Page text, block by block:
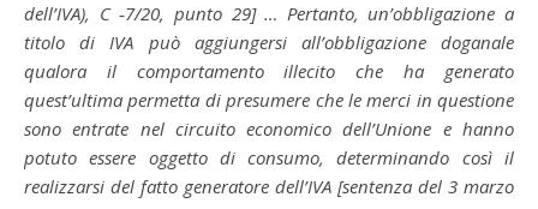
dell’IVA), C‑7/20, punto 29] … Pertanto, un’obbligazione a
titolo di IVA può aggiungersi all’obbligazione doganale
qualora il comportamento illecito che ha generato
quest’ultima permetta di presumere che le merci in questione
sono entrate nel circuito economico dell’Unione e hanno
potuto essere oggetto di consumo, determinando così il
realizzarsi del fatto generatore dell’IVA [sentenza del 3 marzo